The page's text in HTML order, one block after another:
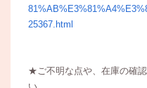
25367.html
★ご不明な点や、在庫の確